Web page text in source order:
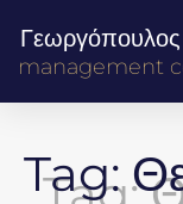
management
Tag: